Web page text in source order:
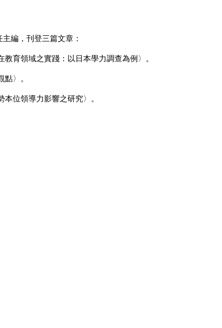
編，刊登三篇文章：
育領域之實踐：以日本學力調查為例〉。
〉。
位領導力影響之研究〉。